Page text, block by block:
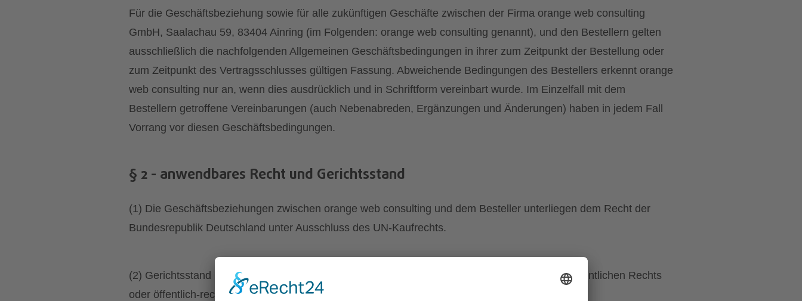
Für die Geschäftsbeziehung sowie für alle zukünftigen Geschäfte zwischen der Firma orange web consulting
GmbH, Saalachau 59, 83404 Ainring (im Folgenden: orange web consulting genannt), und den Bestellern gelten
ausschließlich die nachfolgenden Allgemeinen Geschäftsbedingungen in ihrer zum Zeitpunkt der Bestellung oder
zum Zeitpunkt des Vertragsschlusses gültigen Fassung. Abweichende Bedingungen des Bestellers erkennt orange
web consulting nur an, wenn dies ausdrücklich und in Schriftform vereinbart wurde. Im Einzelfall mit dem
Bestellern getroffene Vereinbarungen (auch Nebenabreden, Ergänzungen und Änderungen) haben in jedem Fall
Vorrang vor diesen Geschäftsbedingungen.
§ 2 - anwendbares Recht und Gerichtsstand
(1) Die Geschäftsbeziehungen zwischen orange web consulting und dem Besteller unterliegen dem Recht der
Bundesrepublik Deutschland unter Ausschluss des UN-Kaufrechts.
(2) Gerichtsstand ist Ainring, sofern der Besteller Kaufmann oder eine juristische Person des öffentlichen Rechts
oder öffentlich-rechtliches Sondervermögen ist.